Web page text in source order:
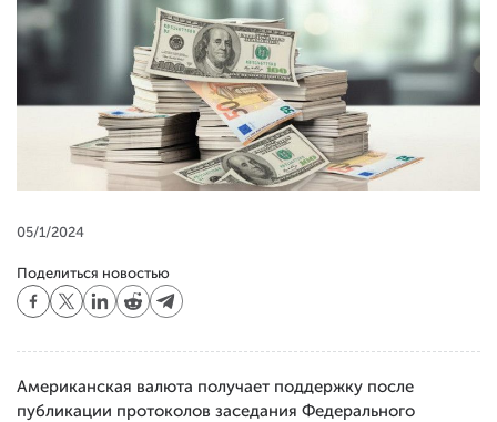
05/1/2024
Поделиться новостью
Американская валюта получает поддержку после
публикации протоколов заседания Федерального